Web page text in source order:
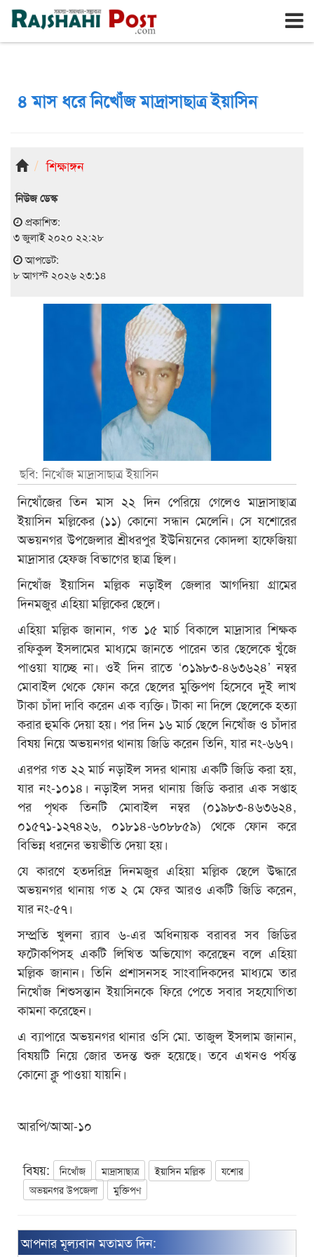
রাজশাহী শনিবার, ৮ই আগস্ট ২০২৬, ২৫শে শ্রাবণ ১৪৩৩
৪ মাস ধরে নিখোঁজ মাদ্রাসাছাত্র ইয়াসিন
শিক্ষাঙ্গন
নিউজ ডেস্ক
প্রকাশিত:
৩ জুলাই ২০২০ ২২:২৮
আপডেট:
৮ আগস্ট ২০২৬ ২৩:১৪
ছবি: নিখোঁজ মাদ্রাসাছাত্র ইয়াসিন
নিখোঁজের তিন মাস ২২ দিন পেরিয়ে গেলেও মাদ্রাসাছাত্র
ইয়াসিন মল্লিকের (১১) কোনো সন্ধান মেলেনি। সে যশোরের
অভয়নগর উপজেলার শ্রীধরপুর ইউনিয়নের কোদলা হাফেজিয়া
মাদ্রাসার হেফজ বিভাগের ছাত্র ছিল।
নিখোঁজ ইয়াসিন মল্লিক নড়াইল জেলার আগদিয়া গ্রামের
দিনমজুর এহিয়া মল্লিকের ছেলে।
এহিয়া মল্লিক জানান, গত ১৫ মার্চ বিকালে মাদ্রাসার শিক্ষক
রফিকুল ইসলামের মাধ্যমে জানতে পারেন তার ছেলেকে খুঁজে
পাওয়া যাচ্ছে না। ওই দিন রাতে ‘০১৯৮৩-৪৬৩৬২৪’ নম্বর
মোবাইল থেকে ফোন করে ছেলের মুক্তিপণ হিসেবে দুই লাখ
টাকা চাঁদা দাবি করেন এক ব্যক্তি। টাকা না দিলে ছেলেকে হত্যা
করার হুমকি দেয়া হয়। পর দিন ১৬ মার্চ ছেলে নিখোঁজ ও চাঁদার
বিষয় নিয়ে অভয়নগর থানায় জিডি করেন তিনি, যার নং-৬৬৭।
এরপর গত ২২ মার্চ নড়াইল সদর থানায় একটি জিডি করা হয়,
যার নং-১০১৪। নড়াইল সদর থানায় জিডি করার এক সপ্তাহ
পর পৃথক তিনটি মোবাইল নম্বর (০১৯৮৩-৪৬৩৬২৪,
০১৫৭১-১২৭৪২৬, ০১৮১৪-৬০৮৮৫৯) থেকে ফোন করে
বিভিন্ন ধরনের ভয়ভীতি দেয়া হয়।
যে কারণে হতদরিদ্র দিনমজুর এহিয়া মল্লিক ছেলে উদ্ধারে
অভয়নগর থানায় গত ২ মে ফের আরও একটি জিডি করেন,
যার নং-৫৭।
সম্প্রতি খুলনা র‌্যাব ৬-এর অধিনায়ক বরাবর সব জিডির
ফটোকপিসহ একটি লিখিত অভিযোগ করেছেন বলে এহিয়া
মল্লিক জানান। তিনি প্রশাসনসহ সাংবাদিকদের মাধ্যমে তার
নিখোঁজ শিশুসন্তান ইয়াসিনকে ফিরে পেতে সবার সহযোগিতা
কামনা করেছেন।
এ ব্যাপারে অভয়নগর থানার ওসি মো. তাজুল ইসলাম জানান,
বিষয়টি নিয়ে জোর তদন্ত শুরু হয়েছে। তবে এখনও পর্যন্ত
কোনো ক্লু পাওয়া যায়নি।
আরপি/আআ-১০
বিষয়: নিখোঁজ মাদ্রাসাছাত্র ইয়াসিন মল্লিক
যশোর
অভয়নগর উপজেলা
মুক্তিপণ
আপনার মূল্যবান মতামত দিন: